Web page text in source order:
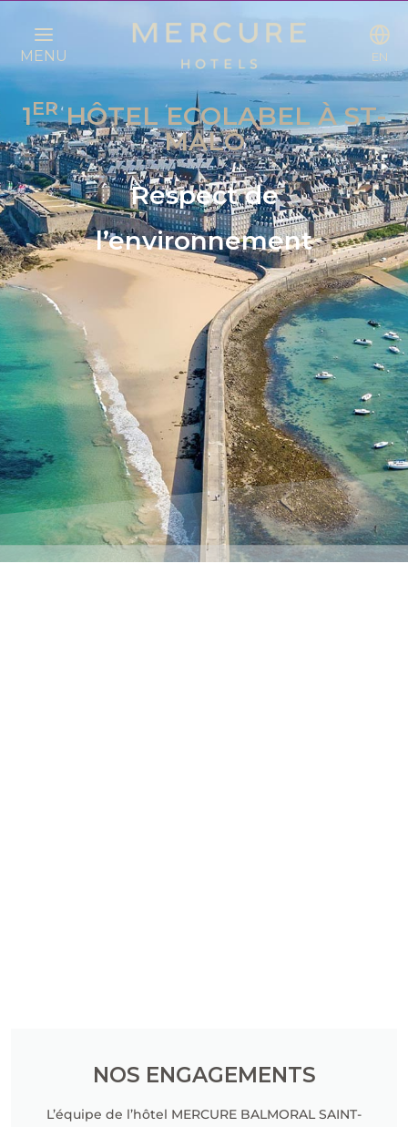
MENU EN
1ERHÔTEL ECOLABEL À ST-
MALO
Respect de
l’environnement
NOS ENGAGEMENTS
L’équipe de l’hôtel MERCURE BALMORAL SAINT-